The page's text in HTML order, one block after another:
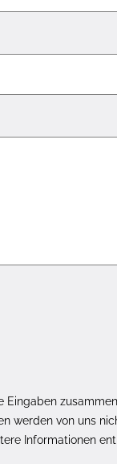
Eingaben
werden von uns
Informationen